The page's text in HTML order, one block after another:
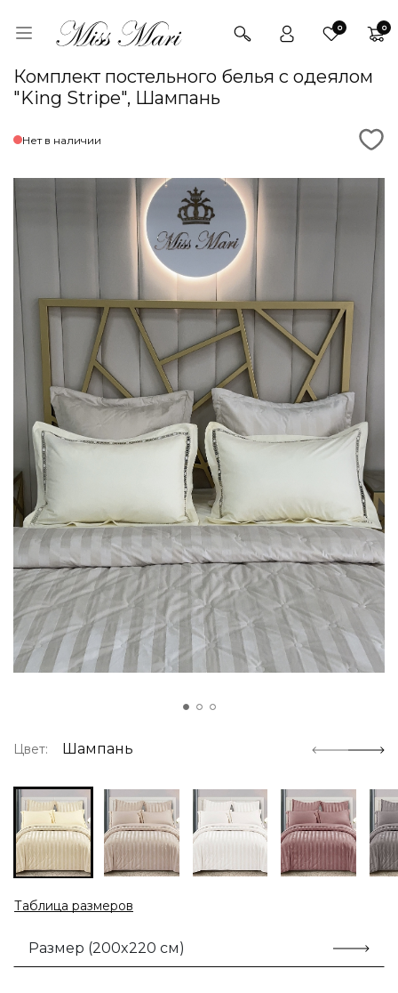
0 0
Комплект постельного белья с одеялом
"King Stripe", Шампань
Нет в наличии
Цвет: Шампань
Таблица размеров
Размер (200x220 см)